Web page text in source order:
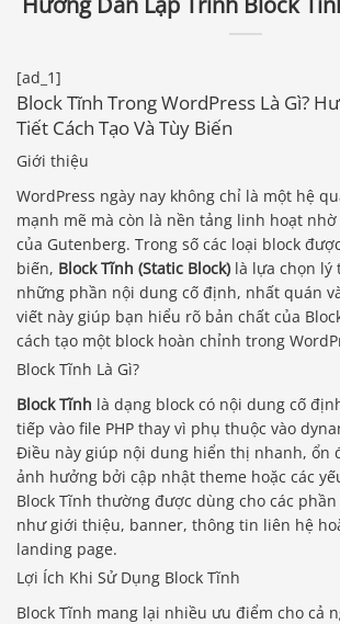
[ad_1]
Block Tĩnh Trong WordPress Là Gì?
Tiết Cách Tạo Và Tùy Biến
Giới thiệu
WordPress ngày nay không chỉ là một hệ
mạnh mẽ mà còn là nền tảng linh hoạt
của Gutenberg. Trong số các loại block
biến, Block Tĩnh (Static Block) là lựa chọn lý
những phần nội dung cố định, nhất quán
viết này giúp bạn hiểu rõ bản chất của
cách tạo một block hoàn chỉnh trong
Block Tĩnh Là Gì?
Block Tĩnh là dạng block có nội dung cố
tiếp vào file PHP thay vì phụ thuộc vào
Điều này giúp nội dung hiển thị nhanh, ổn
ảnh hưởng bởi cập nhật theme hoặc các
Block Tĩnh thường được dùng cho các
như giới thiệu, banner, thông tin liên hệ
landing page.
Lợi Ích Khi Sử Dụng Block Tĩnh
Block Tĩnh mang lại nhiều ưu điểm cho cả